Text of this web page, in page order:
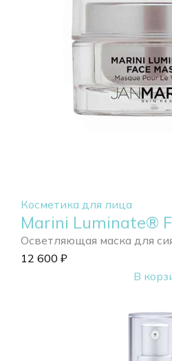
Косметика для лица
Marini Luminate®
Осветляющая маска для
12 600 ₽
В